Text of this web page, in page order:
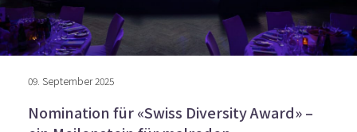
Unkategorisiert
09. September 2025
Nomination für «Swiss Diversity Award» –